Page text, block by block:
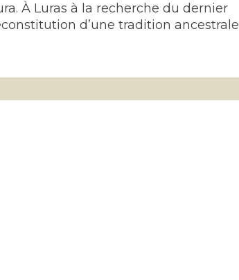
À Luras à la recherche du dernier
d’une tradition ancestrale